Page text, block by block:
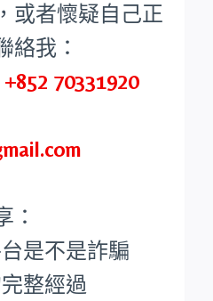
或者懷疑自己正
絡我：
+852 70331920
：
是不是詐騙
整經過